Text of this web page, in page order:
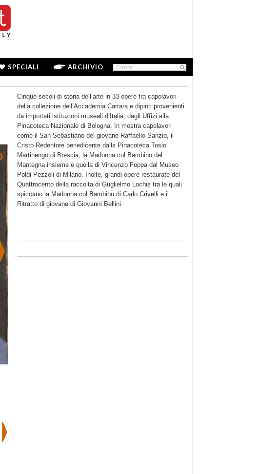
SPECIALI ARCHIVIO
Cinque secoli di storia dell’arte in 33 opere tra capolavori
della collezione dell’Accademia Carrara e dipinti provenienti
da importati istituzioni museali d’Italia, dagli Uffizi alla
Pinacoteca Nazionale di Bologna. In mostra capolavori
come il San Sebastiano del giovane Raffaello Sanzio, il
Cristo Redentore benedicente dalla Pinacoteca Tosio
Martinengo di Brescia, la Madonna col Bambino del
Mantegna insieme e quella di Vincenzo Foppa dal Museo
Poldi Pezzoli di Milano. Inolte, grandi opere restaurate del
Quattrocento della raccolta di Guglielmo Lochis tra le quali
spiccano la Madonna col Bambino di Carlo Crivelli e il
Ritratto di giovane di Giovanni Bellini.